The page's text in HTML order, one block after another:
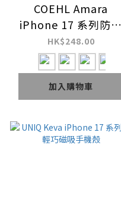
COEHL Amara
iPhone 17 系列防刮
纖薄磁吸手機殼
HK$248.00
加入購物車